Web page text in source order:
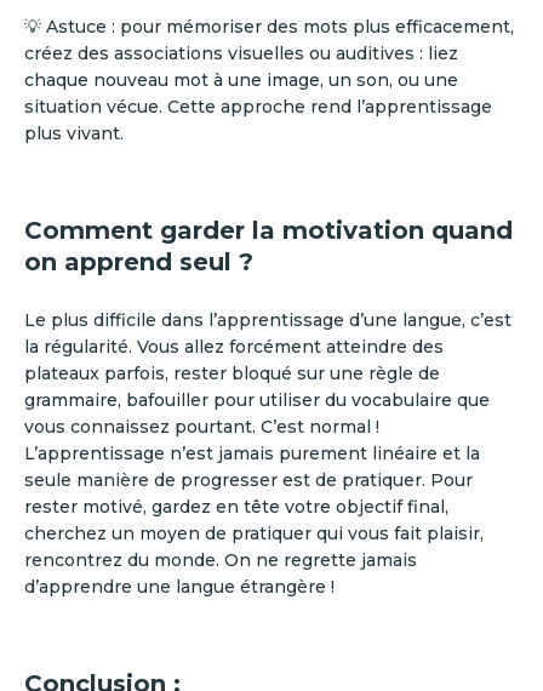
💡 Astuce : pour mémoriser des mots plus efficacement,
créez des associations visuelles ou auditives : liez
chaque nouveau mot à une image, un son, ou une
situation vécue. Cette approche rend l’apprentissage
plus vivant.
Comment garder la motivation quand
on apprend seul ?
Le plus difficile dans l’apprentissage d’une langue, c’est
la régularité. Vous allez forcément atteindre des
plateaux parfois, rester bloqué sur une règle de
grammaire, bafouiller pour utiliser du vocabulaire que
vous connaissez pourtant. C’est normal !
L’apprentissage n’est jamais purement linéaire et la
seule manière de progresser est de pratiquer. Pour
rester motivé, gardez en tête votre objectif final,
cherchez un moyen de pratiquer qui vous fait plaisir,
rencontrez du monde. On ne regrette jamais
d’apprendre une langue étrangère !
Conclusion :